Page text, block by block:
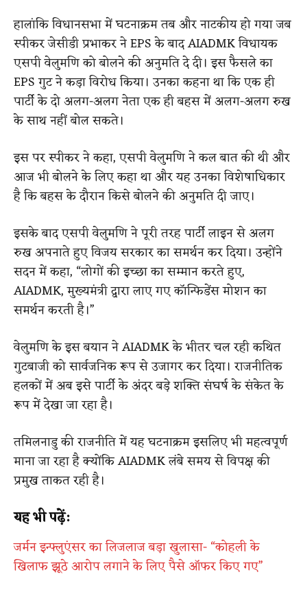
हालांकि विधानसभा में घटनाक्रम तब और नाटकीय हो गया जब
स्पीकर जेसीडी प्रभाकर ने EPS के बाद AIADMK विधायक
एसपी वेलुमणि को बोलने की अनुमति दे दी। इस फैसले का
EPS गुट ने कड़ा विरोध किया। उनका कहना था कि एक ही
पार्टी के दो अलग-अलग नेता एक ही बहस में अलग-अलग रुख
के साथ नहीं बोल सकते।
इस पर स्पीकर ने कहा, एसपी वेलुमणि ने कल बात की थी और
आज भी बोलने के लिए कहा था और यह उनका विशेषाधिकार
है कि बहस के दौरान किसे बोलने की अनुमति दी जाए।
इसके बाद एसपी वेलुमणि ने पूरी तरह पार्टी लाइन से अलग
रुख अपनाते हुए विजय सरकार का समर्थन कर दिया। उन्होंने
सदन में कहा, “लोगों की इच्छा का सम्मान करते हुए,
AIADMK, मुख्यमंत्री द्वारा लाए गए कॉन्फिडेंस मोशन का
समर्थन करती है।”
वेलुमणि के इस बयान ने AIADMK के भीतर चल रही कथित
गुटबाजी को सार्वजनिक रूप से उजागर कर दिया। राजनीतिक
हलकों में अब इसे पार्टी के अंदर बड़े शक्ति संघर्ष के संकेत के
रूप में देखा जा रहा है।
तमिलनाडु की राजनीति में यह घटनाक्रम इसलिए भी महत्वपूर्ण
माना जा रहा है क्योंकि AIADMK लंबे समय से विपक्ष की
प्रमुख ताकत रही है।
यह भी पढ़ें:
जर्मन इन्फ्लुएंसर का लिजलाज बड़ा खुलासा- “कोहली के
खिलाफ झूठे आरोप लगाने के लिए पैसे ऑफर किए गए”